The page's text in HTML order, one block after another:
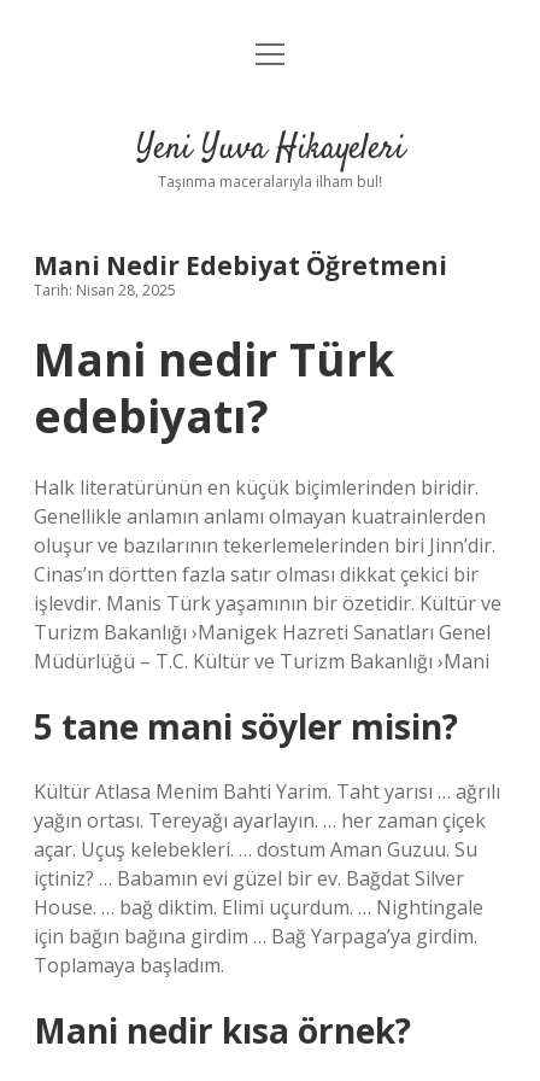
Anasayfa
Yasal Uyarı
menüyü
Yeni Yuva Hikayeleri
Taşınma maceralarıyla ilham bul!
Mani Nedir Edebiyat Öğretmeni
Tarih: Nisan 28, 2025
Mani nedir Türk
edebiyatı?
Halk literatürünün en küçük biçimlerinden biridir.
Genellikle anlamın anlamı olmayan kuatrainlerden
oluşur ve bazılarının tekerlemelerinden biri Jinn’dir.
Cinas’ın dörtten fazla satır olması dikkat çekici bir
işlevdir. Manis Türk yaşamının bir özetidir. Kültür ve
Turizm Bakanlığı ›Manigek Hazreti Sanatları Genel
Müdürlüğü – T.C. Kültür ve Turizm Bakanlığı ›Mani
5 tane mani söyler misin?
Kültür Atlasa Menim Bahti Yarim. Taht yarısı … ağrılı
yağın ortası. Tereyağı ayarlayın. … her zaman çiçek
açar. Uçuş kelebekleri. … dostum Aman Guzuu. Su
içtiniz? … Babamın evi güzel bir ev. Bağdat Silver
House. … bağ diktim. Elimi uçurdum. … Nightingale
için bağın bağına girdim … Bağ Yarpaga’ya girdim.
Toplamaya başladım.
Mani nedir kısa örnek?